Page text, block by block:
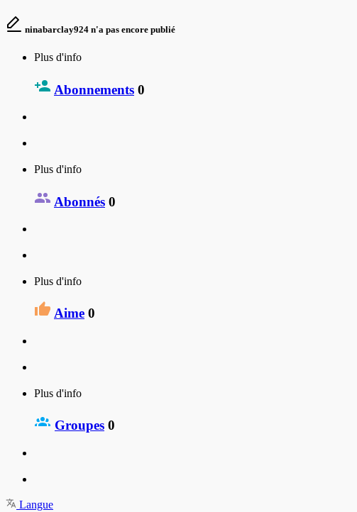
ninabarclay924 n'a pas encore publié
Plus d'info
Abonnements 0
Plus d'info
Abonnés 0
Plus d'info
Aime 0
Plus d'info
Groupes 0
Langue